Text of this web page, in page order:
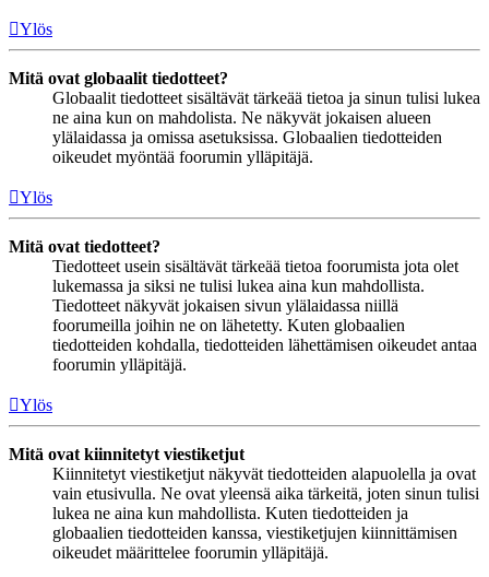
Ylös
Mitä ovat globaalit tiedotteet?
Globaalit tiedotteet sisältävät tärkeää tietoa ja sinun tulisi lukea
ne aina kun on mahdolista. Ne näkyvät jokaisen alueen
ylälaidassa ja omissa asetuksissa. Globaalien tiedotteiden
oikeudet myöntää foorumin ylläpitäjä.
Ylös
Mitä ovat tiedotteet?
Tiedotteet usein sisältävät tärkeää tietoa foorumista jota olet
lukemassa ja siksi ne tulisi lukea aina kun mahdollista.
Tiedotteet näkyvät jokaisen sivun ylälaidassa niillä
foorumeilla joihin ne on lähetetty. Kuten globaalien
tiedotteiden kohdalla, tiedotteiden lähettämisen oikeudet antaa
foorumin ylläpitäjä.
Ylös
Mitä ovat kiinnitetyt viestiketjut
Kiinnitetyt viestiketjut näkyvät tiedotteiden alapuolella ja ovat
vain etusivulla. Ne ovat yleensä aika tärkeitä, joten sinun tulisi
lukea ne aina kun mahdollista. Kuten tiedotteiden ja
globaalien tiedotteiden kanssa, viestiketjujen kiinnittämisen
oikeudet määrittelee foorumin ylläpitäjä.